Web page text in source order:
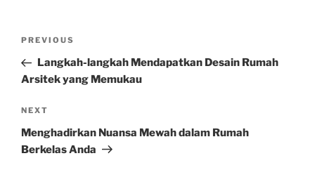
Previous
Post
PREVIOUS
Langkah-langkah Mendapatkan Desain Rumah
Arsitek yang Memukau
Next
Post
NEXT
Menghadirkan Nuansa Mewah dalam Rumah
Berkelas Anda